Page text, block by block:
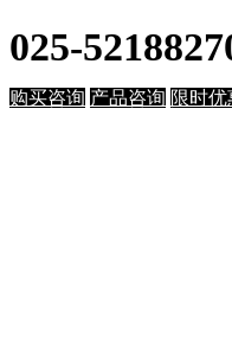
025-
购买咨询 产品咨询 限时优